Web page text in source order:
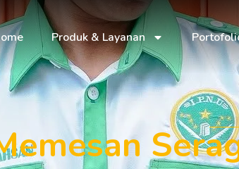
Produk & Layanan